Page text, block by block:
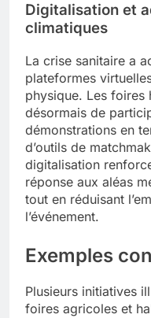
Digitalisation et
climatiques
La crise sanitaire a
plateformes
physique. Les foires
désormais de
démonstrations en
d’outils de
digitalisation
réponse aux aléas
tout en réduisant
l’événement.
Exemples
Plusieurs initiatives
foires agricoles et